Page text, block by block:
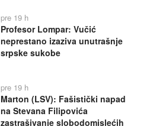
pre 19 h
Profesor Lompar: Vučić
neprestano izaziva unutrašnje
srpske sukobe
pre 19 h
Marton (LSV): Fašistički napad
na Stevana Filipovića
zastrašivanje slobodomislećih